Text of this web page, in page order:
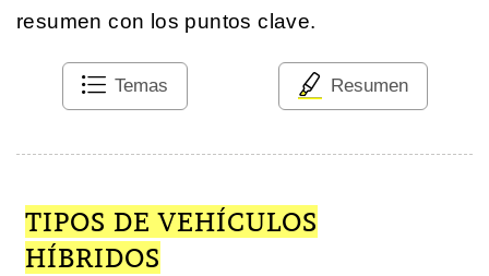
resumen con los puntos clave.
Temas Resumen
TIPOS DE VEHÍCULOS
HÍBRIDOS